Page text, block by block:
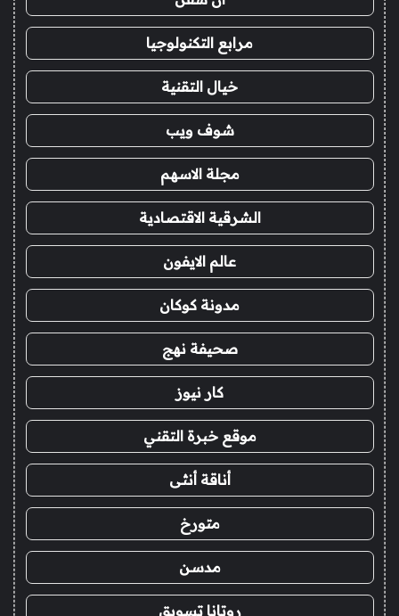
مرابع التكنولوجيا
خيال التقنية
شوف ويب
مجلة الاسهم
الشرقية الاقتصادية
عالم الايفون
مدونة كوكان
صحيفة نهج
كار نيوز
موقع خبرة التقني
أناقة أنثى
متورخ
مدسن
روتانا تسويق